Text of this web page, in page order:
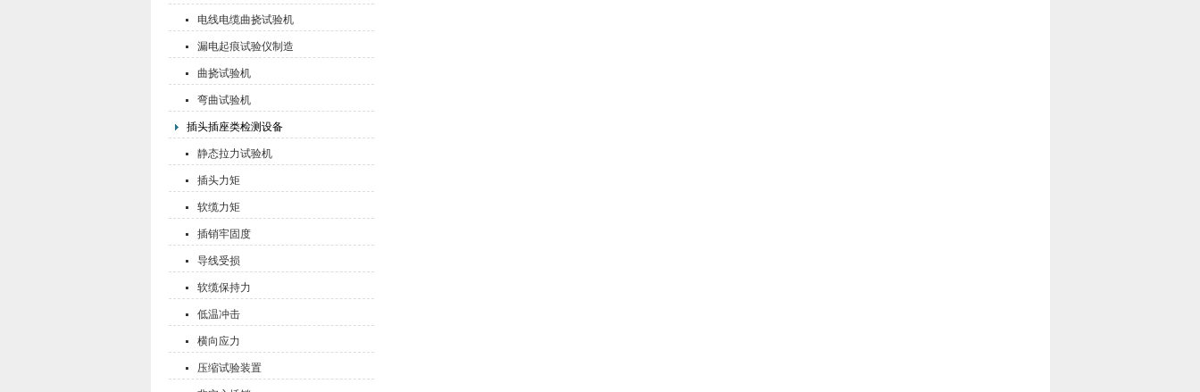
电线电缆曲挠试验机
漏电起痕试验仪制造
曲挠试验机
弯曲试验机
插头插座类检测设备
静态拉力试验机
插头力矩
软缆力矩
插销牢固度
导线受损
软缆保持力
低温冲击
横向应力
压缩试验装置